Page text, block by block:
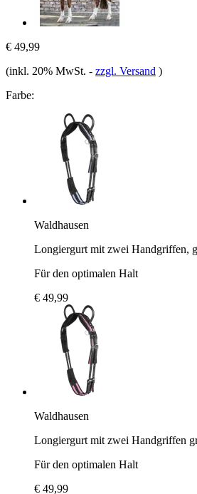
€ 49,99
(inkl. 20% MwSt. - zzgl. Versand )
Farbe:
Waldhausen
Longiergurt mit zwei Handgriffen,
Für den optimalen Halt
€ 49,99
Waldhausen
Longiergurt mit zwei Handgriffen
Für den optimalen Halt
€ 49,99